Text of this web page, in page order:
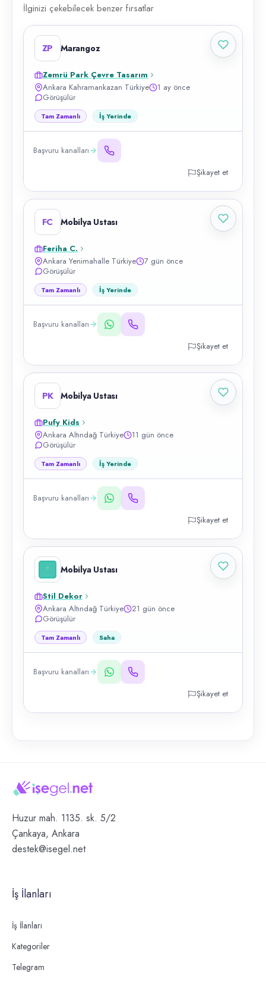
İlginizi çekebilecek benzer fırsatlar
ZP Marangoz
Zemrü Park Çevre Tasarım
Ankara Kahramankazan Türkiye
1 ay önce
Görüşülür
Tam Zamanlı İş Yerinde
Başvuru kanalları
Şikayet et
FC Mobilya Ustası
Feriha C.
Ankara Yenimahalle Türkiye
7 gün önce
Görüşülür
Tam Zamanlı İş Yerinde
Başvuru kanalları
Şikayet et
PK Mobilya Ustası
Pufy Kids
Ankara Altındağ Türkiye
11 gün önce
Görüşülür
Tam Zamanlı İş Yerinde
Başvuru kanalları
Şikayet et
Mobilya Ustası
Stil Dekor
Ankara Altındağ Türkiye
21 gün önce
Görüşülür
Tam Zamanlı Saha
Başvuru kanalları
Şikayet et
Huzur mah. 1135. sk. 5/2
Çankaya, Ankara
destek@isegel.net
İş İlanları
İş İlanları
Kategoriler
Telegram